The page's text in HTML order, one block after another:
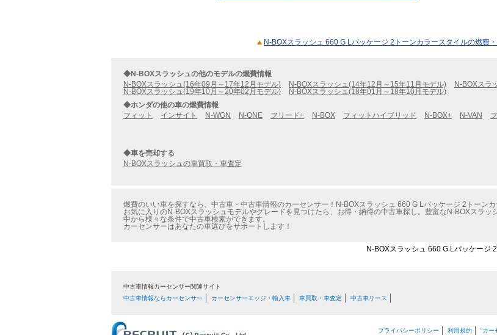
N-BOXスラッシュ 660 G Lパッケージ 2トーンカラースタイルの燃費
◆N-BOXスラッシュの他のモデルの燃費情報
N-BOXスラッシュ(16年09月～17年12月モデル)
N-BOXスラッシュ(14年12月～15年11月モデル)
N-BOXスラ
N-BOXスラッシュ(19年10月～20年02月モデル)
N-BOXスラッシュ(18年01月～18年10月モデル)
◆ホンダの他の車の燃費情報
フィット
インサイト N-WGN N-ONE フリード+ N-BOX フィットハイブリッド N-BOX+ N-VAN
◆車を売却する
N-BOXスラッシュの車買取・車査定
燃費のいい車を探すなら、中古車・中古車情報のカーセンサー！N-BOXスラッシュ 660 G Lパッケージ 2トーンカ
お気に入りのN-BOXスラッシュモデルやグレードを見つけたら、お得・納得の中古車探し。豊富なN-BOXスラ
中から様々な条件で中古車検索ができます。
カーセンサーはあなたの車選びをサポートします！
N-BOXスラッシュ 660 G Lパッケージ
中古車情報カーセンサー関連サイト
中古車情報ならカーセンサー
カーセンサーエッジ・輸入車 車買取・車査定 中古車リース
プライバシーポリシー 利用規約 “カー